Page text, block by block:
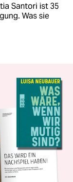
Santori ist 35
Was sie